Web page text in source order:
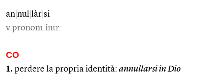
an nul làr si
v.pronom.intr.
CO
1. perdere la propria identità: annullarsi in Dio